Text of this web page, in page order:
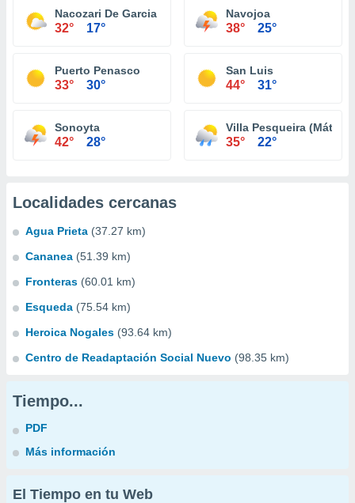
Nacozari De Garcia
32° 17°
Navojoa
38° 25°
Puerto Penasco
33° 30°
San Luis
44° 31°
Sonoyta
42° 28°
Villa Pesqueira
35° 22°
Localidades cercanas
Agua Prieta (37.27 km)
Cananea (51.39 km)
Fronteras (60.01 km)
Esqueda (75.54 km)
Heroica Nogales (93.64 km)
Centro de Readaptación Social Nuevo (98.35 km)
Tiempo...
PDF
Más información
El Tiempo en tu Web